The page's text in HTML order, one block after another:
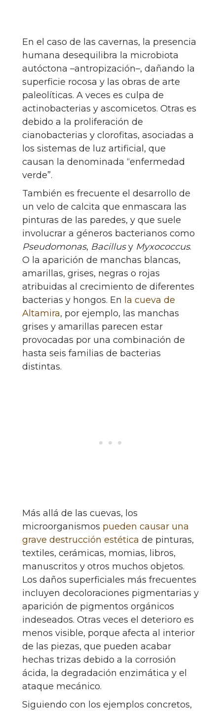
En el caso de las cavernas, la presencia
humana desequilibra la microbiota
autóctona –antropización–, dañando la
superficie rocosa y las obras de arte
paleolíticas. A veces es culpa de
actinobacterias y ascomicetos. Otras es
debido a la proliferación de
cianobacterias y clorofitas, asociadas a
los sistemas de luz artificial, que
causan la denominada “enfermedad
verde”.
También es frecuente el desarrollo de
un velo de calcita que enmascara las
pinturas de las paredes, y que suele
involucrar a géneros bacterianos como
Pseudomonas, Bacillusy Myxococcus.
O la aparición de manchas blancas,
amarillas, grises, negras o rojas
atribuidas al crecimiento de diferentes
bacterias y hongos. En la cueva de
Altamira, por ejemplo, las manchas
grises y amarillas parecen estar
provocadas por una combinación de
hasta seis familias de bacterias
distintas.
Más allá de las cuevas, los
microorganismos pueden causar una
grave destrucción estética de pinturas,
textiles, cerámicas, momias, libros,
manuscritos y otros muchos objetos.
Los daños superficiales más frecuentes
incluyen decoloraciones pigmentarias y
aparición de pigmentos orgánicos
indeseados. Otras veces el deterioro es
menos visible, porque afecta al interior
de las piezas, que pueden acabar
hechas trizas debido a la corrosión
ácida, la degradación enzimática y el
ataque mecánico.
Siguiendo con los ejemplos concretos,